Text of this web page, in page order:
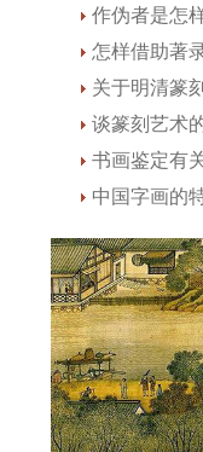
作伪者是怎
怎样借助著
关于明清篆
谈篆刻艺术
书画鉴定有
中国字画的